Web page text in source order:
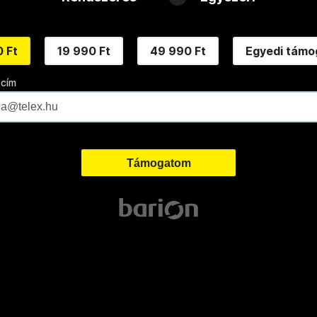
Ft 19 990 Ft 49 990 Ft Egyedi